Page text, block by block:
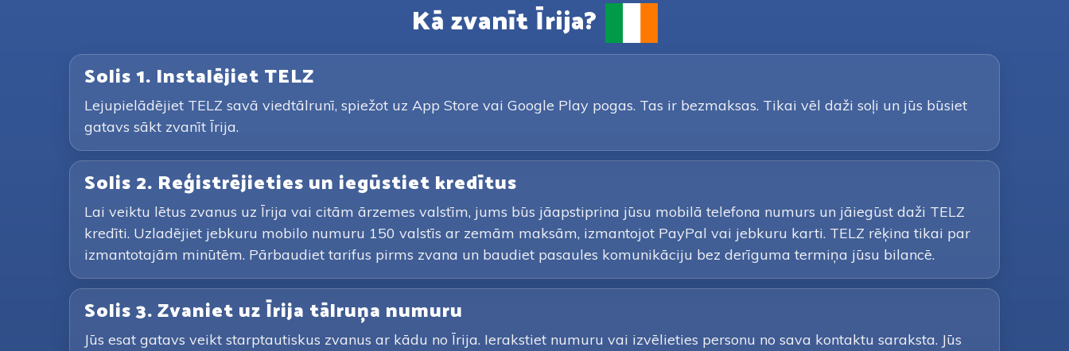
Kā zvanīt Īrija?
Solis 1. Instalējiet TELZ
Lejupielādējiet TELZ savā viedtālrunī, spiežot uz App Store vai Google Play pogas. Tas ir bezmaksas. Tikai vēl daži soļi un jūs būsiet
gatavs sākt zvanīt Īrija.
Solis 2. Reģistrējieties un iegūstiet kredītus
Lai veiktu lētus zvanus uz Īrija vai citām ārzemes valstīm, jums būs jāapstiprina jūsu mobilā telefona numurs un jāiegūst daži TELZ
kredīti. Uzladējiet jebkuru mobilo numuru 150 valstīs ar zemām maksām, izmantojot PayPal vai jebkuru karti. TELZ rēķina tikai par
izmantotajām minūtēm. Pārbaudiet tarifus pirms zvana un baudiet pasaules komunikāciju bez derīguma termiņa jūsu bilancē.
Solis 3. Zvaniet uz Īrija tālruņa numuru
Jūs esat gatavs veikt starptautiskus zvanus ar kādu no Īrija. Ierakstiet numuru vai izvēlieties personu no sava kontaktu saraksta. Jūs